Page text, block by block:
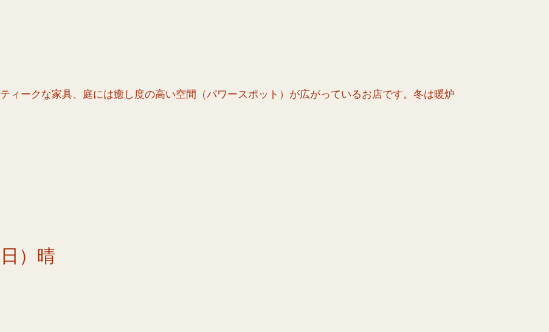
ィークな家具、庭には癒し度の高い空間（パワースポット）が広がっているお店です。冬は暖炉
）晴